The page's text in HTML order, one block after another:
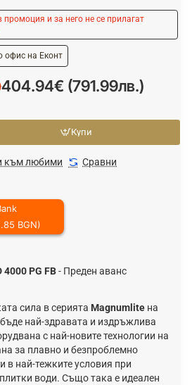
промоция и за него не се прилагат
офис на Еконт
404.94€ (791.99лв.)
Купи
към любими Сравни
BGN)
4000 PG FB- Преден аванс
сила в серията Magnumlite на
най-здравата и издръжлива
с най-новите технологии на
за плавно и безпроблемно
в най-тежките условия при
води. Също така е идеален